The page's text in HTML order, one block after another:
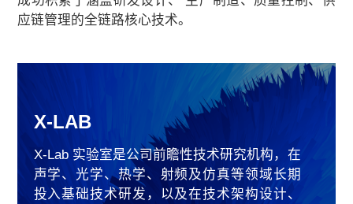
应链管理的全链路核心技术。
X-LAB
X-Lab 实验室是公司前瞻性技术研究机构，在
声学、光学、热学、射频及仿真等领域长期
投入基础技术研发，以及在技术架构设计、